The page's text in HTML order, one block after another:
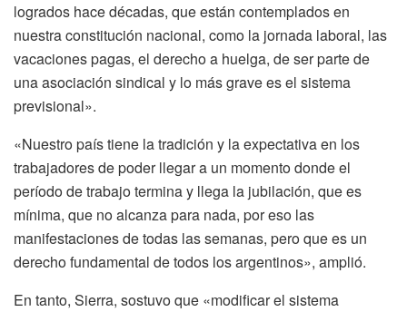
logrados hace décadas, que están contemplados en
nuestra constitución nacional, como la jornada laboral, las
vacaciones pagas, el derecho a huelga, de ser parte de
una asociación sindical y lo más grave es el sistema
previsional».
«Nuestro país tiene la tradición y la expectativa en los
trabajadores de poder llegar a un momento donde el
período de trabajo termina y llega la jubilación, que es
mínima, que no alcanza para nada, por eso las
manifestaciones de todas las semanas, pero que es un
derecho fundamental de todos los argentinos», amplió.
En tanto, Sierra, sostuvo que «modificar el sistema